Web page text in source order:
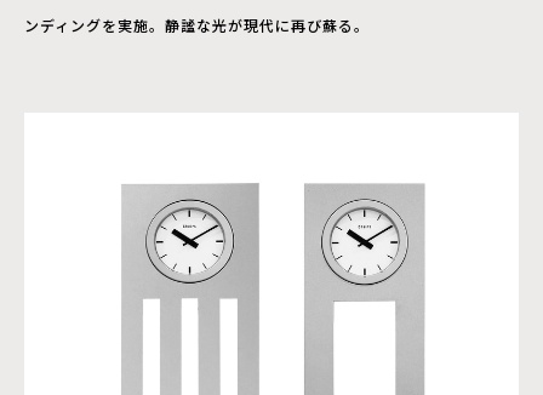
ンディングを実施。静謐な光が現代に再び蘇る。